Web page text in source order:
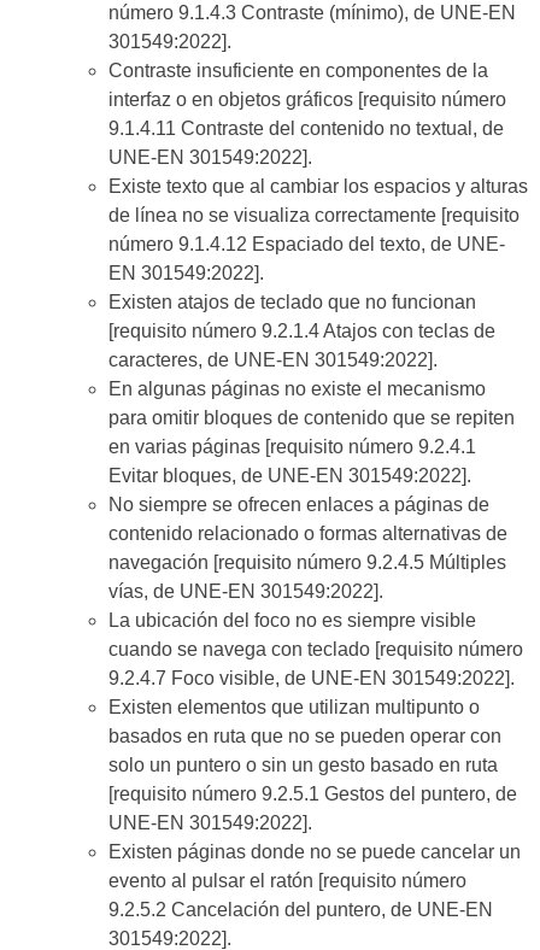
número 9.1.4.3 Contraste (mínimo), de UNE-EN
301549:2022].
Contraste insuficiente en componentes de la
interfaz o en objetos gráficos [requisito número
9.1.4.11 Contraste del contenido no textual, de
UNE-EN 301549:2022].
Existe texto que al cambiar los espacios y alturas
de línea no se visualiza correctamente [requisito
número 9.1.4.12 Espaciado del texto, de UNE-
EN 301549:2022].
Existen atajos de teclado que no funcionan
[requisito número 9.2.1.4 Atajos con teclas de
caracteres, de UNE-EN 301549:2022].
En algunas páginas no existe el mecanismo
para omitir bloques de contenido que se repiten
en varias páginas [requisito número 9.2.4.1
Evitar bloques, de UNE-EN 301549:2022].
No siempre se ofrecen enlaces a páginas de
contenido relacionado o formas alternativas de
navegación [requisito número 9.2.4.5 Múltiples
vías, de UNE-EN 301549:2022].
La ubicación del foco no es siempre visible
cuando se navega con teclado [requisito número
9.2.4.7 Foco visible, de UNE-EN 301549:2022].
Existen elementos que utilizan multipunto o
basados en ruta que no se pueden operar con
solo un puntero o sin un gesto basado en ruta
[requisito número 9.2.5.1 Gestos del puntero, de
UNE-EN 301549:2022].
Existen páginas donde no se puede cancelar un
evento al pulsar el ratón [requisito número
9.2.5.2 Cancelación del puntero, de UNE-EN
301549:2022].